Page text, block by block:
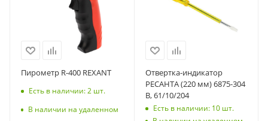
Пирометр R-400 REXANT
Есть в наличии: 2 шт.
В наличии на удаленном
Отвертка-индикатор
РЕСАНТА (220 мм) 6875-304
В, 61/10/204
Есть в наличии: 10шт.